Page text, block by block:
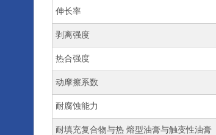
伸长率
剥离强度
热合强度
动摩擦系数
耐腐蚀能力
耐填充复合物与热 熔型油膏与触变性油膏